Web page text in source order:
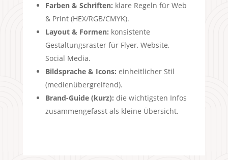
Farben & Schriften: klare Regeln für Web
& Print (HEX/RGB/CMYK).
Layout & Formen: konsistente
Gestaltungsraster für Flyer, Website,
Social Media.
Bildsprache & Icons: einheitlicher Stil
(medienübergreifend).
Brand-Guide (kurz): die wichtigsten Infos
zusammengefasst als kleine Übersicht.